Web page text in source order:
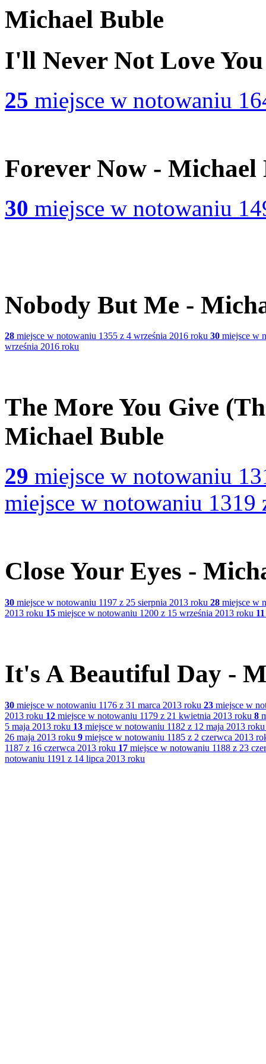
Michael Buble
I'll Never Not Love
25 miejsce w notowaniu
Forever Now - Michael
30 miejsce w notowaniu
Nobody But Me -
28 miejsce w notowaniu 1355 z 4 września 2016 roku 30 miejsce w
września 2016 roku
The More You Give
Michael Buble
29 miejsce w notowaniu
miejsce w notowaniu 1319
Close Your Eyes -
30 miejsce w notowaniu 1197 z 25 sierpnia 2013 roku 28 miejsce w
2013 roku 15 miejsce w notowaniu 1200 z 15 września 2013 roku 11
It's A Beautiful Day -
30 miejsce w notowaniu 1176 z 31 marca 2013 roku 23 miejsce w
2013 roku 12 miejsce w notowaniu 1179 z 21 kwietnia 2013 roku 8
5 maja 2013 roku 13 miejsce w notowaniu 1182 z 12 maja 2013 roku
26 maja 2013 roku 9 miejsce w notowaniu 1185 z 2 czerwca 2013
1187 z 16 czerwca 2013 roku 17 miejsce w notowaniu 1188 z 23
notowaniu 1191 z 14 lipca 2013 roku